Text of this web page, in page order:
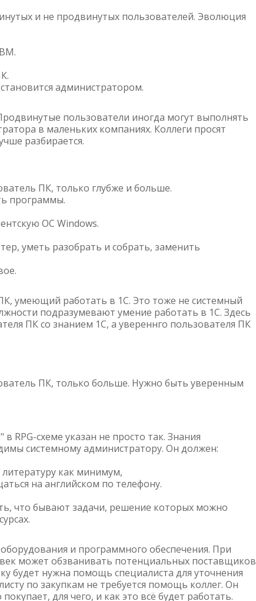
и не продвинутых пользователей. Эволюция
администратором.
пользователи иногда могут выполнять
в маленьких компаниях. Коллеги просят
разбирается.
ПК, только глубже и больше.
программы.
ОС Windows.
уметь разобрать и собрать, заменить
умеющий работать в 1С. Это тоже не системный
подразумевают умение работать в 1С. Здесь
ПК со знанием 1С, а увереннго пользователя ПК
ПК, только больше. Нужно быть уверенным
RPG-схеме указан не просто так. Знания
системному администратору. Он должен:
как минимум,
на английском по телефону.
что бывают задачи, решение которых можно
и программного обеспечения. При
может обзванивать потенциальных поставщиков
будет нужна помощь специалиста для уточнения
по закупкам не требуется помощь коллег. Он
для чего, и как это всё будет работать.